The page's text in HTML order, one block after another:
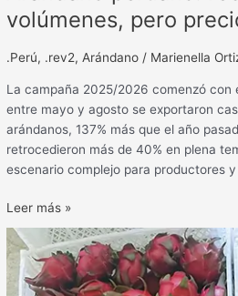
volúmenes, pero
.Perú, .rev2, Arándano / Marienella
La campaña 2025/2026 comenzó con
entre mayo y agosto se exportaron
arándanos, 137% más que el año
retrocedieron más de 40% en plena
escenario complejo para productores
Leer más »
Exportaciones
de
pitahaya